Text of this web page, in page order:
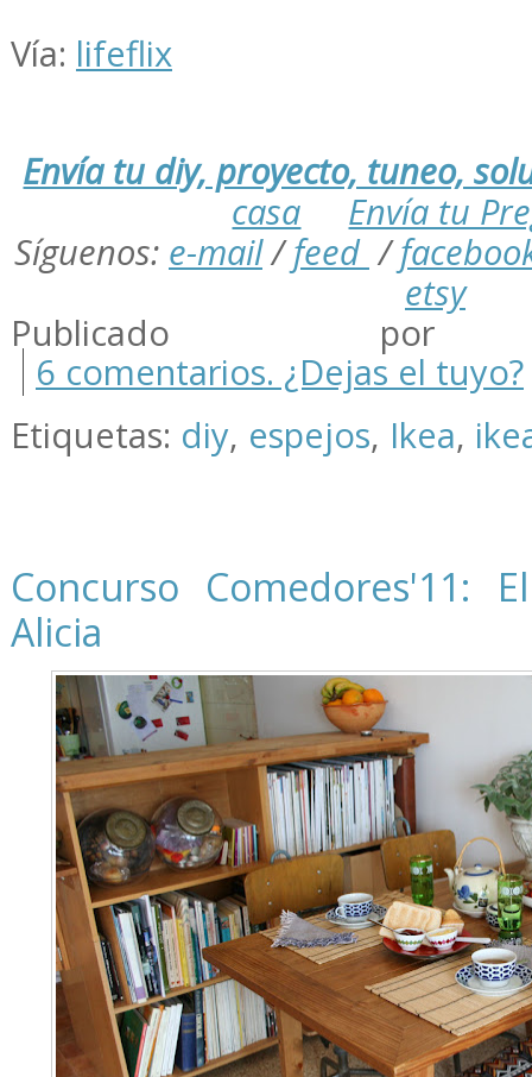
Vía: lifeflix
Envía tu diy, proyecto, tuneo,
casa
Envía tu
Síguenos: e-mail/feed /
etsy
Publicado por
6 comentarios. ¿Dejas el tuyo?
Etiquetas: diy, espejos, Ikea,
Concurso Comedores'11:
Alicia